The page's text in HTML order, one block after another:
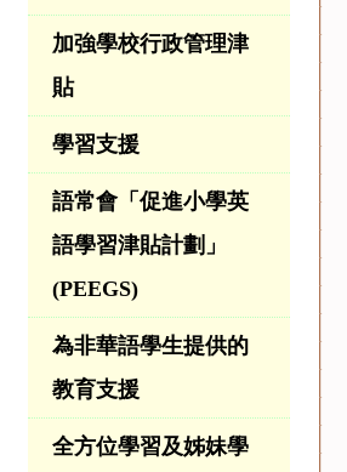
加強學校行政管理津
貼
學習支援
語常會「促進小學英
語學習津貼計劃」
(PEEGS)
為非華語學生提供的
教育支援
全方位學習及姊妹學